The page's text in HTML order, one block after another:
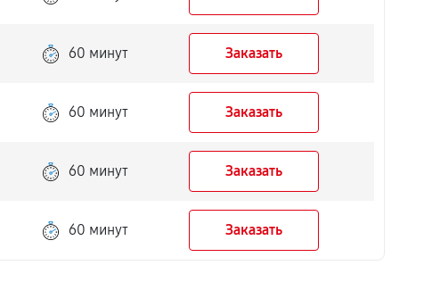
60 минут Заказать
60 минут Заказать
60 минут Заказать
60 минут Заказать